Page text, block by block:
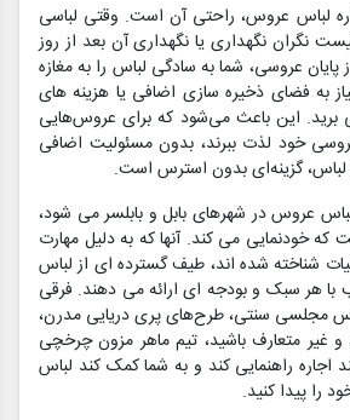
لباس عروس، راحتی آن است. وقتی لباسی
نگران نگهداری یا نگهداری آن بعد از روز
عروسی، شما به سادگی لباس را به مغازه
به فضای ذخیره سازی اضافی یا هزینه های
برید. این باعث می‌شود که برای عروس‌هایی
خود لذت ببرند، بدون مسئولیت اضافی
گزینه‌ای بدون استرس است.
عروس در شهرهای بابل و بابلسر می شود،
خودنمایی می کند. آنها که به دلیل مهارت
شناخته شده اند، طیف گسترده ای از لباس
با هر سبک و بودجه ای ارائه می دهند. فرقی
مجلسی سنتی، طرح‌های پری دریایی مدرن،
غیر متعارف باشید، تیم ماهر مزون چرخچی
اجاره راهنمایی کند و به شما کمک کند لباس
را پیدا کنید.